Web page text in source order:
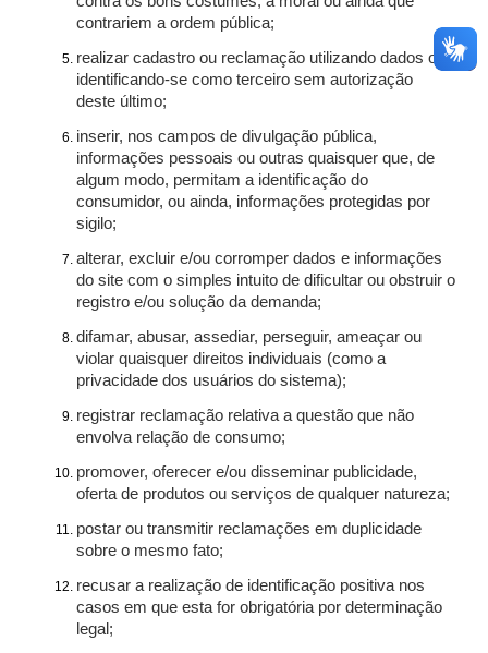
contrariem a ordem pública;
realizar cadastro ou reclamação utilizando dados ou
identificando-se como terceiro sem autorização
deste último;
inserir, nos campos de divulgação pública,
informações pessoais ou outras quaisquer que, de
algum modo, permitam a identificação do
consumidor, ou ainda, informações protegidas por
sigilo;
alterar, excluir e/ou corromper dados e informações
do site com o simples intuito de dificultar ou obstruir o
registro e/ou solução da demanda;
difamar, abusar, assediar, perseguir, ameaçar ou
violar quaisquer direitos individuais (como a
privacidade dos usuários do sistema);
registrar reclamação relativa a questão que não
envolva relação de consumo;
promover, oferecer e/ou disseminar publicidade,
oferta de produtos ou serviços de qualquer natureza;
postar ou transmitir reclamações em duplicidade
sobre o mesmo fato;
recusar a realização de identificação positiva nos
casos em que esta for obrigatória por determinação
legal;